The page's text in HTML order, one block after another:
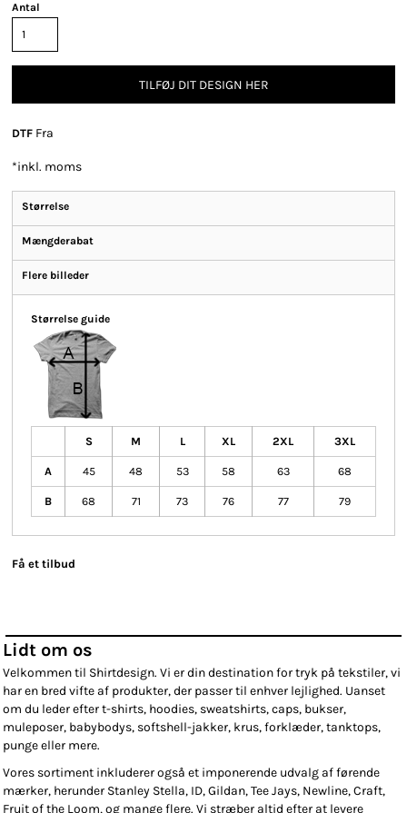
Antal
TILFØJ DIT DESIGN HER
DTF Fra
*inkl. moms
Størrelse
Mængderabat
Flere billeder
Størrelse guide
S M L XL 2XL 3XL
A 45 48 53 58 63 68
B 68 71 73 76 77 79
Få et tilbud
Lidt om os
Velkommen til Shirtdesign. Vi er din destination for tryk på tekstiler, vi
har en bred vifte af produkter, der passer til enhver lejlighed. Uanset
om du leder efter t-shirts, hoodies, sweatshirts, caps, bukser,
muleposer, babybodys, softshell-jakker, krus, forklæder, tanktops,
punge eller mere.
Vores sortiment inkluderer også et imponerende udvalg af førende
mærker, herunder Stanley Stella, ID, Gildan, Tee Jays, Newline, Craft,
Fruit of the Loom, og mange flere. Vi stræber altid efter at levere